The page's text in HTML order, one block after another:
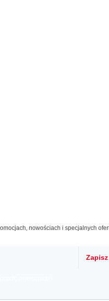
nowościach i specjalnych
Zapisz